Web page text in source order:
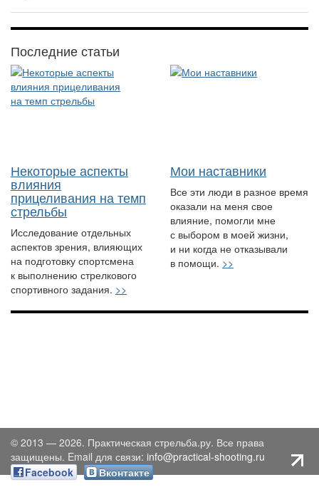
Последние статьи
Некоторые аспекты
влияния
прицеливания на темп
стрельбы
Исследование отдельных
аспектов зрения, влияющих
на подготовку спортсмена
к выполнению стрелкового
спортивного задания. >>
Мои наставники
Все эти люди в разное время
оказали на меня свое
влияние, помогли мне
с выбором в моей жизни,
и ни когда не отказывали
в помощи. >>
© 2013 — 2026. Практическая стрельба.ру. Все права
защищены. Email для связи: info@practical-shooting.ru
Facebook
Вконтакте